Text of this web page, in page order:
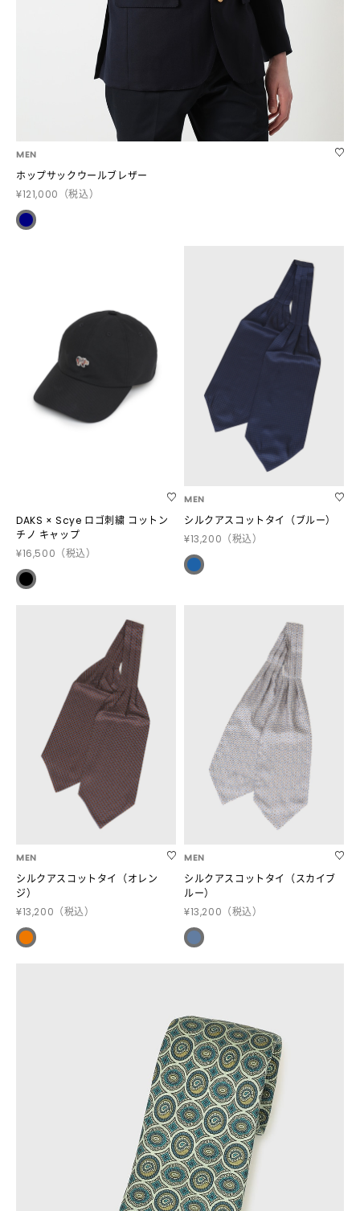
MEN
ホップサックウールブレザー
¥121,000 （税込）
DAKS × Scye ロゴ刺繍 コットン
チノ キャップ
¥16,500 （税込）
MEN
シルクアスコットタイ（ブルー）
¥13,200 （税込）
MEN
シルクアスコットタイ（オレン
ジ）
¥13,200 （税込）
MEN
シルクアスコットタイ（スカイブ
ルー）
¥13,200 （税込）